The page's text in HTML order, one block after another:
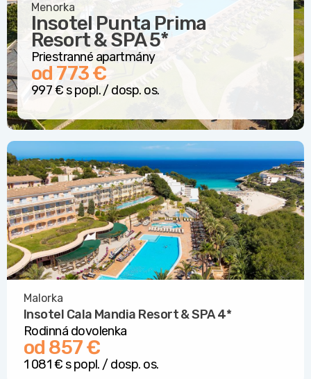
Menorka
Insotel Punta Prima
Resort & SPA5*
Priestranné apartmány
od 773 €
997 € s popl. / dosp. os.
Malorka
Insotel Cala Mandia Resort & SPA4*
Rodinná dovolenka
od 857 €
1 081 € s popl. / dosp. os.